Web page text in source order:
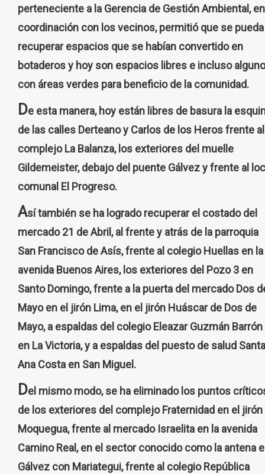
perteneciente a la Gerencia de Gestión Ambiental, en
coordinación con los vecinos, permitió que se pueda
recuperar espacios que se habían convertido en
botaderos y hoy son espacios libres e incluso
con áreas verdes para beneficio de la comunidad.
De esta manera, hoy están libres de basura la
de las calles Derteano y Carlos de los Heros frente al
complejo La Balanza, los exteriores del muelle
Gildemeister, debajo del puente Gálvez y frente al
comunal El Progreso.
Así también se ha logrado recuperar el costado del
mercado 21 de Abril, al frente y atrás de la parroquia
San Francisco de Asís, frente al colegio Huellas en la
avenida Buenos Aires, los exteriores del Pozo 3 en
Santo Domingo, frente a la puerta del mercado Dos
Mayo en el jirón Lima, en el jirón Huáscar de Dos de
Mayo, a espaldas del colegio Eleazar Guzmán Barrón
en La Victoria, y a espaldas del puesto de salud Santa
Ana Costa en San Miguel.
Del mismo modo, se ha eliminado los puntos
de los exteriores del complejo Fraternidad en el jirón
Moquegua, frente al mercado Israelita en la avenida
Camino Real, en el sector conocido como la antena
Gálvez con Mariategui, frente al colegio República